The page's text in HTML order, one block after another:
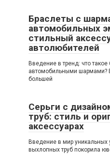
Браслеты с
автомобильных
стильный
автолюбителей
Введение в тренд: что такое
автомобильными шармами?
большей
Серьги с
труб: стиль и
аксессуарах
Введение в мир уникальных
выхлопных труб покорила